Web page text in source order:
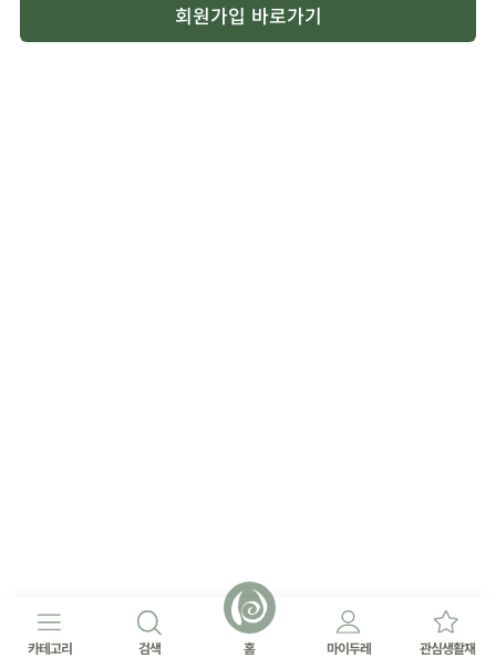
회원가입 바로가기
카테고리 검색 홈 마이두레 관심생활재